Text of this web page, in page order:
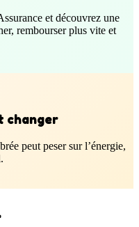
et découvrez une
rembourser plus vite et
changer
peut peser sur l’énergie,